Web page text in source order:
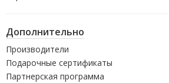
Дополнительно
Производители
Подарочные сертификаты
Партнерская программа